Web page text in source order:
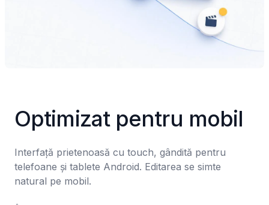
Optimizat pentru mobil
Interfață prietenoasă cu touch, gândită pentru
telefoane și tablete Android. Editarea se simte
natural pe mobil.